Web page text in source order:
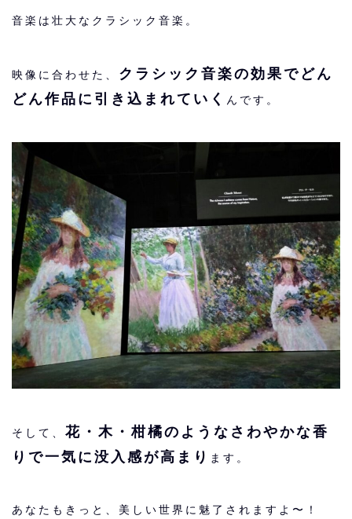
音楽は壮大なクラシック音楽。
映像に合わせた、 クラシック音楽の効果でどん
どん作品に引き込まれていく
んです。
そして、 花・木・柑橘のようなさわやかな香
りで一気に没入感が高まり ます。
あなたもきっと、美しい世界に魅了されますよ〜！